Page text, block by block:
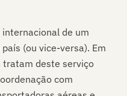
de um
(ou vice-versa). Em
tratam deste serviço
com